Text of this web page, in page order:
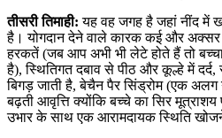
तीसरी तिमाही: यह वह जगह है जहां नींद में
है। योगदान देने वाले कारक कई और अक्सर
हरकतें (जब आप अभी भी लेटे होते हैं तो
है), स्थितिगत दबाव से पीठ और कूल्हे में
बिगड़ जाती है, बेचैन पैर सिंड्रोम (एक अलग
बढ़ती आवृत्ति क्योंकि बच्चे का सिर
उभार के साथ एक आरामदायक स्थिति